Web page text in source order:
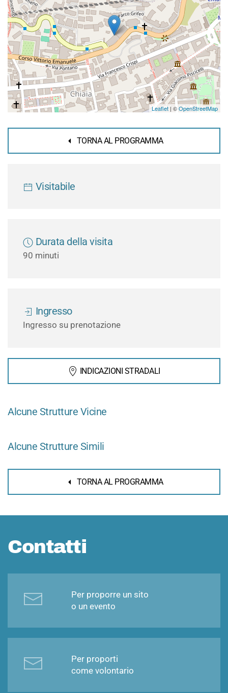
Leaflet | ©OpenStreetMap
TORNA AL PROGRAMMA
Visitabile
Durata della visita
90 minuti
Ingresso
Ingresso su prenotazione
INDICAZIONI STRADALI
Alcune Strutture Vicine
Alcune Strutture Simili
TORNA AL PROGRAMMA
Contatti
Per proporre un sito
o un evento
Per proporti
come volontario